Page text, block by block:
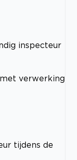
inspecteur
verwerking
tijdens de